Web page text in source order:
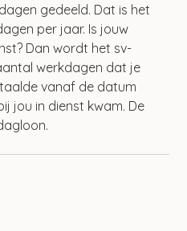
gedeeld. Dat is het
per jaar. Is jouw
Dan wordt het sv-
werkdagen dat je
vanaf de datum
jou in dienst kwam. De